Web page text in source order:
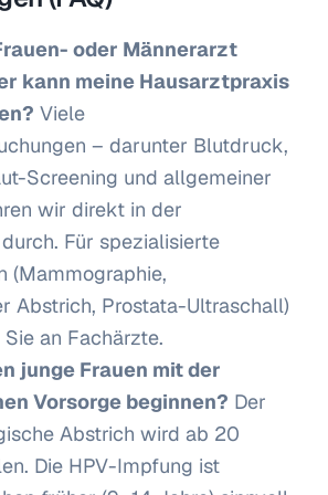
oder Männerarzt
kann meine Hausarztpraxis
Viele
– darunter Blutdruck,
Screening und allgemeiner
wir direkt in der
Für spezialisierte
(Mammographie,
Abstrich, Prostata-Ultraschall)
an Fachärzte.
junge Frauen mit der
Vorsorge beginnen? Der
Abstrich wird ab 20
Die HPV-Impfung ist